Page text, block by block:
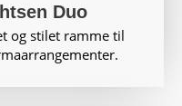
Duo
og stilet ramme til